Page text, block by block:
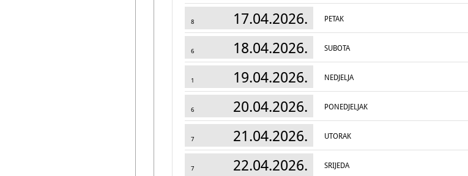
8 17.04.2026. PETAK
6 18.04.2026. SUBOTA
1 19.04.2026. NEDJELJA
6 20.04.2026. PONEDJELJAK
7 21.04.2026. UTORAK
7 22.04.2026. SRIJEDA